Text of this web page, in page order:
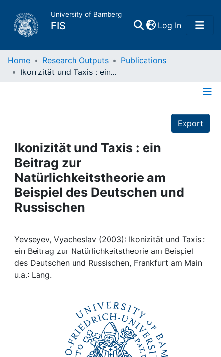
University of Bamberg
FIS Log In(current)
Home
Projects
People
Institutions
My FIS
Help
Home Research Outputs
Publications
Ikonizität und Taxis : ein Beitrag zur Natürlichkeitstheorie am Beispiel des Deutschen und Russischen
Export
Ikonizität und Taxis : ein
Beitrag zur
Natürlichkeitstheorie am
Beispiel des Deutschen und
Russischen
Yevseyev, Vyacheslav (2003): Ikonizität und Taxis :
ein Beitrag zur Natürlichkeitstheorie am Beispiel
des Deutschen und Russischen, Frankfurt am Main
u.a.: Lang.